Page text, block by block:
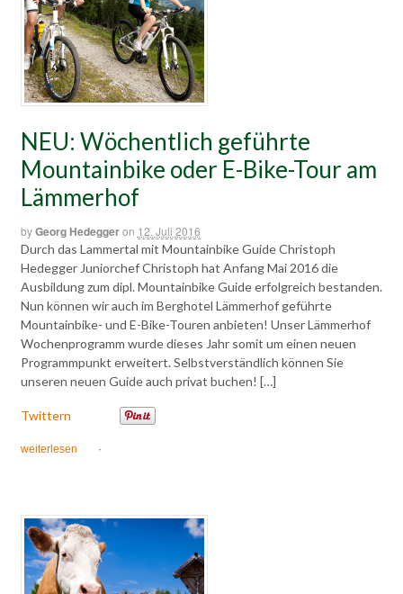
NEU: Wöchentlich geführte
Mountainbike oder E-Bike-Tour am
Lämmerhof
byGeorg Hedeggeron 12. Juli 2016
Durch das Lammertal mit Mountainbike Guide Christoph
Hedegger Juniorchef Christoph hat Anfang Mai 2016 die
Ausbildung zum dipl. Mountainbike Guide erfolgreich bestanden.
Nun können wir auch im Berghotel Lämmerhof geführte
Mountainbike- und E-Bike-Touren anbieten! Unser Lämmerhof
Wochenprogramm wurde dieses Jahr somit um einen neuen
Programmpunkt erweitert. Selbstverständlich können Sie
unseren neuen Guide auch privat buchen! […]
Twittern
weiterlesen ·